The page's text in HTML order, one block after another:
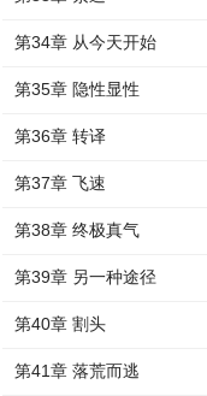
第34章 从今天开始
第35章 隐性显性
第36章 转译
第37章 飞速
第38章 终极真气
第39章 另一种途径
第40章 割头
第41章 落荒而逃